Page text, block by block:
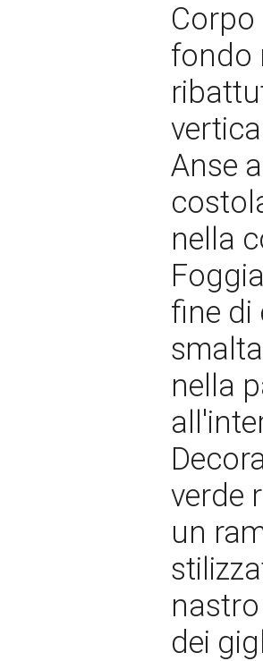
fondo
Anse
nella
fine di
nella
verde
un
dei